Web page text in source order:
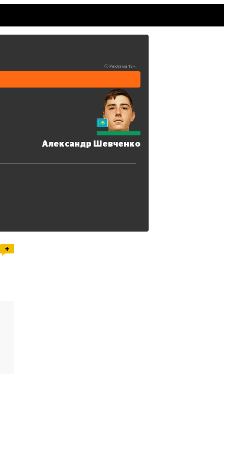
ⓘ Реклама 18+.
Александр Шевченко